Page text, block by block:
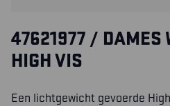
47621977 / DAMES
HIGH VIS
Een lichtgewicht gevoerde